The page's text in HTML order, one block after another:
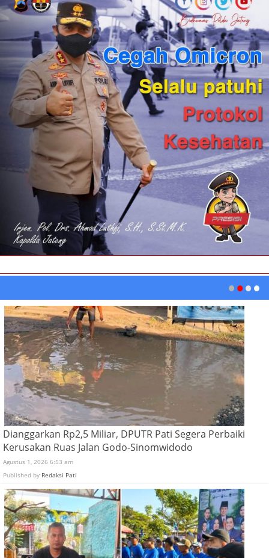
Dianggarkan Rp2,5 Miliar, DPUTR Pati Segera Perbaiki
Kerusakan Ruas Jalan Godo-Sinomwidodo
Agustus 1, 2026 6:53 am
Published by Redaksi Pati